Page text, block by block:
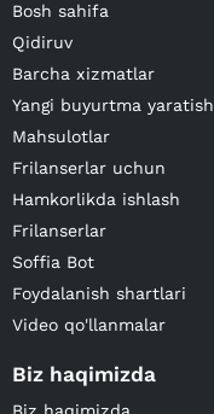
Bosh sahifa
Qidiruv
Barcha xizmatlar
Yangi buyurtma yaratish
Mahsulotlar
Frilanserlar uchun
Hamkorlikda ishlash
Frilanserlar
Soffia Bot
Foydalanish shartlari
Video qo'llanmalar
Biz haqimizda